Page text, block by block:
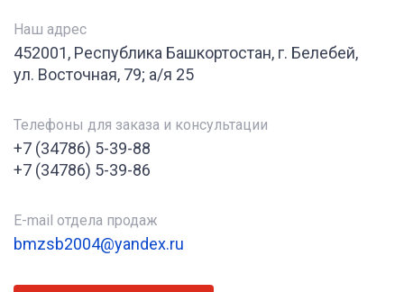
Наш адрес
452001, Республика Башкортостан, г. Белебей,
ул. Восточная, 79; а/я 25
Телефоны для заказа и консультации
+7 (34786) 5-39-88
+7 (34786) 5-39-86
E-mail отдела продаж
bmzsb2004@yandex.ru